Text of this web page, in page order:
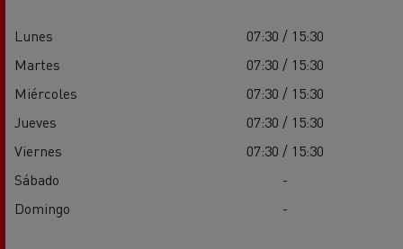
Lunes
07:30 / 15:30
Martes
07:30 / 15:30
Miércoles
07:30 / 15:30
Jueves
07:30 / 15:30
Viernes
07:30 / 15:30
Sábado
-
Domingo
-